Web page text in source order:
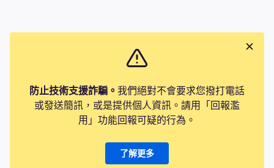
防止技術支援詐騙。 我們絕對不會要求您撥打電話
或發送簡訊，或是提供個人資訊。請用「回報濫
用」功能回報可疑的行為。
了解更多